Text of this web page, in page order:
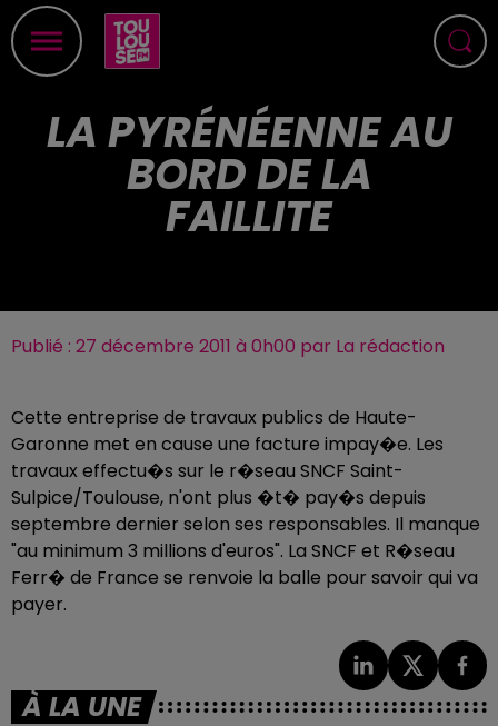
LA PYRÉNÉENNE AU
BORD DE LA
FAILLITE
Publié : 27 décembre 2011 à 0h00 par La rédaction
Cette entreprise de travaux publics de Haute-
Garonne met en cause une facture impay�e. Les
travaux effectu�s sur le r�seau SNCF Saint-
Sulpice/Toulouse, n'ont plus �t� pay�s depuis
septembre dernier selon ses responsables. Il manque
"au minimum 3 millions d'euros". La SNCF et R�seau
Ferr� de France se renvoie la balle pour savoir qui va
payer.
À LA UNE